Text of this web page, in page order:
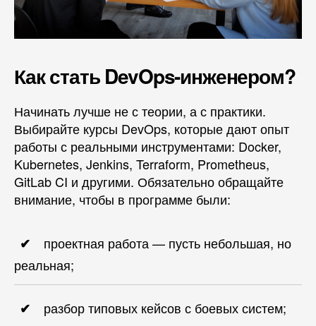
Как стать DevOps-инженером?
Начинать лучше не с теории, а с практики.
Выбирайте курсы DevOps, которые дают опыт
работы с реальными инструментами: Docker,
Kubernetes, Jenkins, Terraform, Prometheus,
GitLab CI и другими. Обязательно обращайте
внимание, чтобы в программе были:
проектная работа — пусть небольшая, но
реальная;
разбор типовых кейсов с боевых систем;